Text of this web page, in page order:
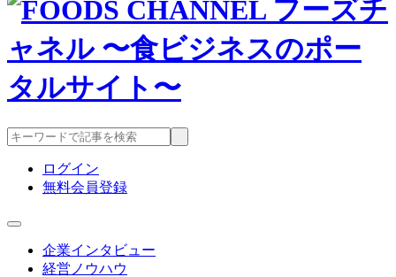
ログイン
無料会員登録
企業インタビュー
経営ノウハウ